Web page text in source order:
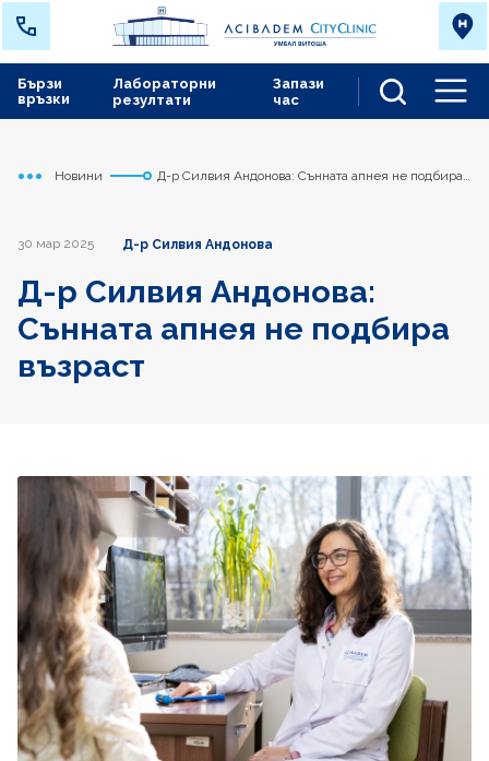
Лабораторни
резултати
Запази
час
Бързи
връзки
Начало
Сърдечно съдов център
Новини
Д-р Силвия Андонова: Сънната апнея не подбира
30 мар 2025 Д-р Силвия Андонова
Д-р Силвия Андонова:
Сънната апнея не подбира
възраст